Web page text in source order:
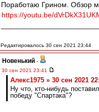
Поработаю Грином. Обзор
https://youtu.be/
Редактировалось 30 сен 2021 23:44
Новенький -
30 сен 2021 23:41
Алекс1975 » 30 сен 2021
Ну что, кто-нибудь
победу "Спартака"?